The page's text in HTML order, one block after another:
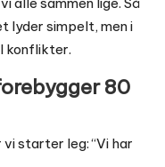
lyder simpelt, men i
konflikter.
80
starter leg: “Vi har